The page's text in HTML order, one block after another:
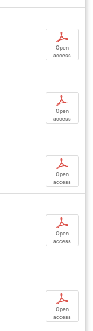
p
Open
access
p
Open
access
p
Open
access
p
Open
access
p
Open
access